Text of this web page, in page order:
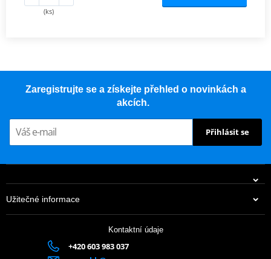
(ks)
Zaregistrujte se a získejte přehled o novinkách a
akcích.
Přihlásit se
Užitečné informace
Kontaktní údaje
+420 603 983 037